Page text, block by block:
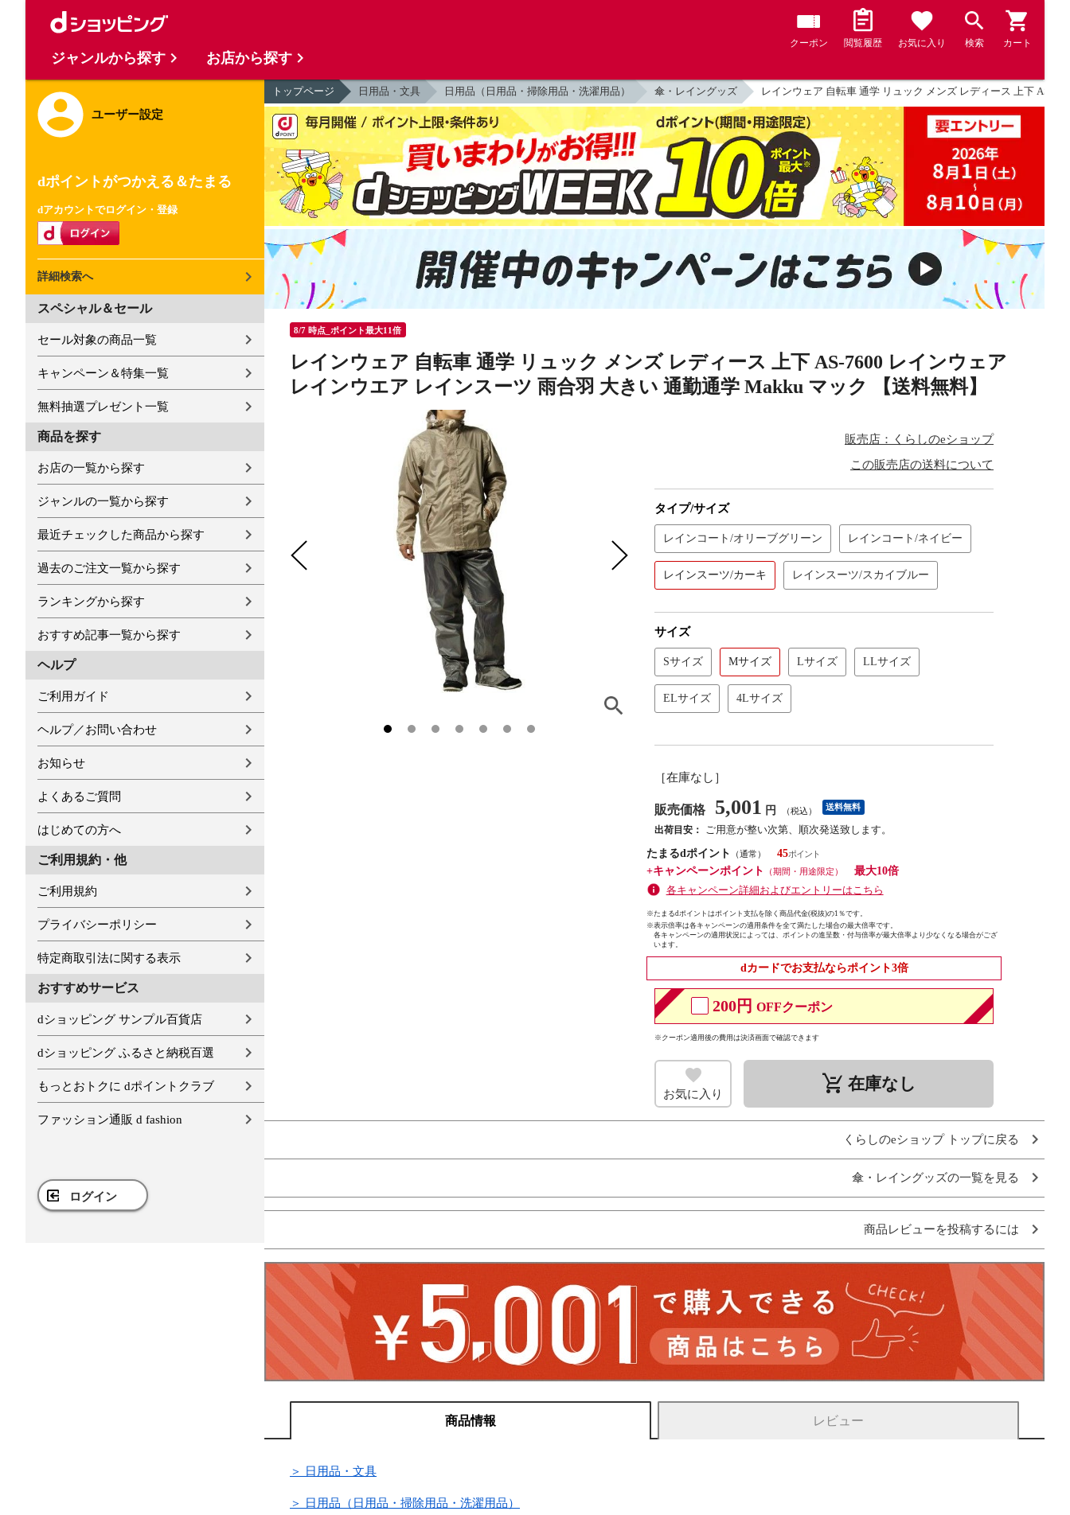
クーポン 閲覧履歴 お気に入り 検索 カート
ユーザー設定
dポイントがつかえる＆たまる
dアカウントでログイン・登録
詳細検索へ
スペシャル＆セール
セール対象の商品一覧
キャンペーン＆特集一覧
無料抽選プレゼント一覧
商品を探す
お店の一覧から探す
ジャンルの一覧から探す
最近チェックした商品から探す
過去のご注文一覧から探す
ランキングから探す
おすすめ記事一覧から探す
ヘルプ
ご利用ガイド
ヘルプ／お問い合わせ
お知らせ
よくあるご質問
はじめての方へ
ご利用規約・他
ご利用規約
プライバシーポリシー
特定商取引法に関する表示
おすすめサービス
dショッピング サンプル百貨店
dショッピング ふるさと納税百選
もっとおトクに dポイントクラブ
ファッション通販 d fashion
ログイン
トップページ 日用品・文具 日用品（日用品・掃除用品・洗濯用品） 傘・レイングッズ レインウェア 自転車 通学 リュック メンズ レディース 上下 AS-
8/7 時点_ポイント最大11倍
レインウェア 自転車 通学 リュック メンズ レディース 上下 AS-7600 レインウェア
レインウエア レインスーツ 雨合羽 大きい 通勤通学 Makku マック 【送料無料】
販売店：くらしのeショップ
この販売店の送料について
タイプ/サイズ
レインコート/オリーブグリーン レインコート/ネイビー
レインスーツ/カーキ レインスーツ/スカイブルー
サイズ
Sサイズ Mサイズ Lサイズ LLサイズ
ELサイズ 4Lサイズ
［在庫なし］
販売価格 5,001 円 （税込） 送料無料
出荷目安：
ご用意が整い次第、順次発送致します。
たまるdポイント
（通常）
45
+キャンペーンポイント
（期間・用途限定）
最大10倍
各キャンペーン詳細およびエントリーはこちら
※たまるdポイントはポイント支払を除く商品代金(税抜)の1％です。
※表示倍率は各キャンペーンの適用条件を全て満たした場合の最大倍率です。
各キャンペーンの適用状況によっては、ポイントの進呈数・付与倍率が最大倍率より少なくなる場合がござ
います。
dカードでお支払ならポイント3倍
200円 OFFクーポン
※クーポン適用後の費用は決済画面で確認できます
お気に入り remove_shopping_cart 在庫なし
くらしのeショップ トップに戻る
傘・レイングッズの一覧を見る
商品レビューを投稿するには
商品情報 レビュー
＞ 日用品・文具
＞ 日用品（日用品・掃除用品・洗濯用品）
ジャンルから探す お店から探す